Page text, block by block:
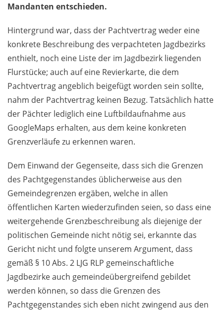
Mandanten entschieden.
Hintergrund war, dass der Pachtvertrag weder eine
konkrete Beschreibung des verpachteten Jagdbezirks
enthielt, noch eine Liste der im Jagdbezirk liegenden
Flurstücke; auch auf eine Revierkarte, die dem
Pachtvertrag angeblich beigefügt worden sein sollte,
nahm der Pachtvertrag keinen Bezug. Tatsächlich hatte
der Pächter lediglich eine Luftbildaufnahme aus
GoogleMaps erhalten, aus dem keine konkreten
Grenzverläufe zu erkennen waren.
Dem Einwand der Gegenseite, dass sich die Grenzen
des Pachtgegenstandes üblicherweise aus den
Gemeindegrenzen ergäben, welche in allen
öffentlichen Karten wiederzufinden seien, so dass eine
weitergehende Grenzbeschreibung als diejenige der
politischen Gemeinde nicht nötig sei, erkannte das
Gericht nicht und folgte unserem Argument, dass
gemäß § 10 Abs. 2 LJG RLP gemeinschaftliche
Jagdbezirke auch gemeindeübergreifend gebildet
werden können, so dass die Grenzen des
Pachtgegenstandes sich eben nicht zwingend aus den